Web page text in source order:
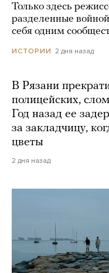
Только здесь
разделенные
себя одним
ИСТОРИИ 2 дня назад
В Рязани
полицейских,
Год назад ее
за закладчицу,
цветы
2 дня назад